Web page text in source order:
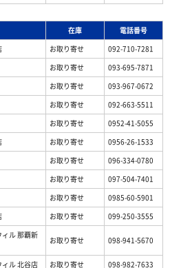
在庫
電話番号
お取り寄せ
092-710-7281
お取り寄せ
093-695-7871
お取り寄せ
093-967-0672
お取り寄せ
092-663-5511
お取り寄せ
0952-41-5055
お取り寄せ
0956-26-1533
お取り寄せ
096-334-0780
お取り寄せ
097-504-7401
お取り寄せ
0985-60-5901
お取り寄せ 099-250-3555
ル 那覇新
お取り寄せ 098-941-5670
ル 北谷店 お取り寄せ 098-982-7633